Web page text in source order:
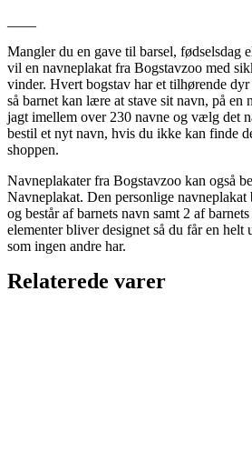
Mangler du en gave til barsel, fødselsdag
vil en navneplakat fra Bogstavzoo med
vinder. Hvert bogstav har et tilhørende dyr
så barnet kan lære at stave sit navn, på en
jagt imellem over 230 navne og vælg det
bestil et nyt navn, hvis du ikke kan finde
shoppen.
Navneplakater fra Bogstavzoo kan også
Navneplakat. Den personlige
og består af barnets navn samt 2 af
elementer bliver designet så du får en helt
som ingen andre har.
Relaterede varer